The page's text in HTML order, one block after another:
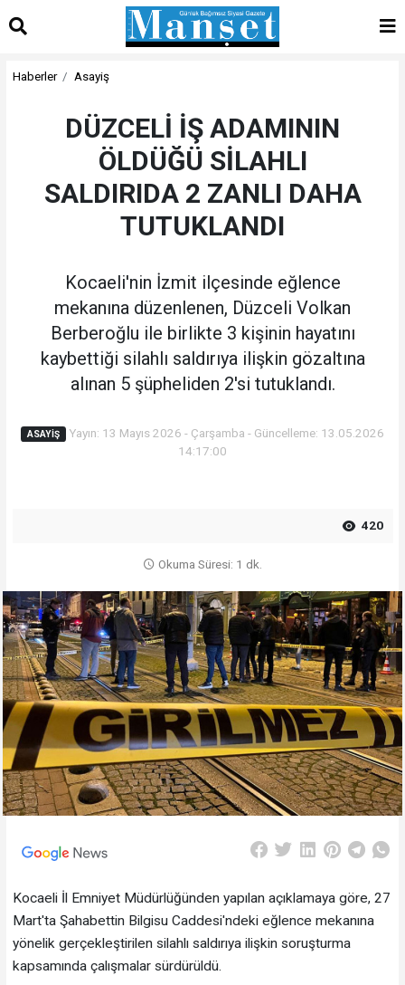
Haberler Asayiş
DÜZCELİ İŞ ADAMININ
ÖLDÜĞÜ SİLAHLI
SALDIRIDA 2 ZANLI DAHA
TUTUKLANDI
Kocaeli'nin İzmit ilçesinde eğlence
mekanına düzenlenen, Düzceli Volkan
Berberoğlu ile birlikte 3 kişinin hayatını
kaybettiği silahlı saldırıya ilişkin gözaltına
alınan 5 şüpheliden 2'si tutuklandı.
ASAYIŞ Yayın: 13 Mayıs 2026 - Çarşamba - Güncelleme: 13.05.2026
14:17:00
420
Okuma Süresi: 1 dk.
Kocaeli İl Emniyet Müdürlüğünden yapılan açıklamaya göre, 27
Mart'ta Şahabettin Bilgisu Caddesi'ndeki eğlence mekanına
yönelik gerçekleştirilen silahlı saldırıya ilişkin soruşturma
kapsamında çalışmalar sürdürüldü.